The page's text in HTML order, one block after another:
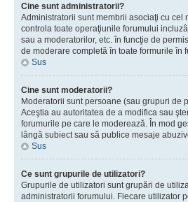
Cine sunt administratorii?
Administratorii sunt membrii asociaţi cu cel
controla toate operaţiunile forumului
sau a moderatorilor, etc. în funcţie de
de moderare completă în toate formurile în
Sus
Cine sunt moderatorii?
Moderatorii sunt persoane (sau grupuri de
Aceştia au autoritatea de a modifica sau
forumurile pe care le moderează. În mod
lângă subiect sau să publice mesaje
Sus
Ce sunt grupurile de utilizatori?
Grupurile de utilizatori sunt grupări de
administratorii forumului. Fiecare utilizator